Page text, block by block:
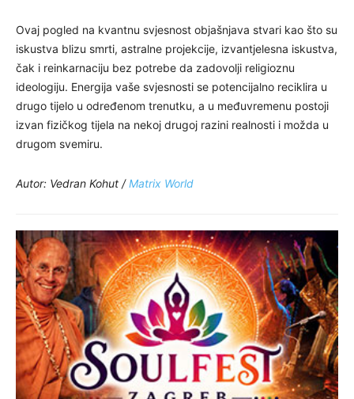
Ovaj pogled na kvantnu svjesnost objašnjava stvari kao što su
iskustva blizu smrti, astralne projekcije, izvantjelesna iskustva,
čak i reinkarnaciju bez potrebe da zadovolji religioznu
ideologiju. Energija vaše svjesnosti se potencijalno reciklira u
drugo tijelo u određenom trenutku, a u međuvremenu postoji
izvan fizičkog tijela na nekoj drugoj razini realnosti i možda u
drugom svemiru.
Autor: Vedran Kohut /Matrix World